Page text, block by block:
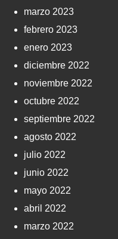
marzo 2023
febrero 2023
enero 2023
diciembre 2022
noviembre 2022
octubre 2022
septiembre 2022
agosto 2022
julio 2022
junio 2022
mayo 2022
abril 2022
marzo 2022